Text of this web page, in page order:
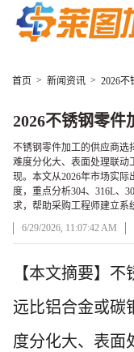
首页 > 新闻资讯 > 2026不
2026不锈钢零件
不锈钢零件加工的供应商
难度分化大、表面处理联动
现。本文从2026年市场实
度，重点分析304、316L、
求，帮助采购工程师建立系
6/29/2026, 11:07:42 AM
文章正文
【本文摘要】
远比铝合金或碳
度分化大、表面